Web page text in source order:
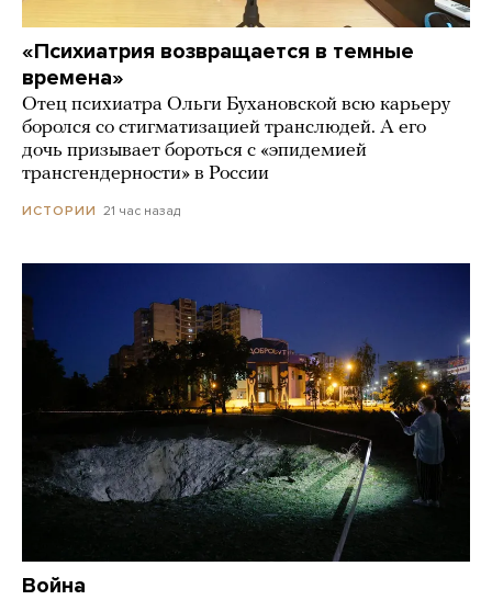
«Психиатрия возвращается в темные
времена»
Отец психиатра Ольги Бухановской всю карьеру
боролся со стигматизацией транслюдей. А его
дочь призывает бороться с «эпидемией
трансгендерности» в России
ИСТОРИИ 21 час назад
Война